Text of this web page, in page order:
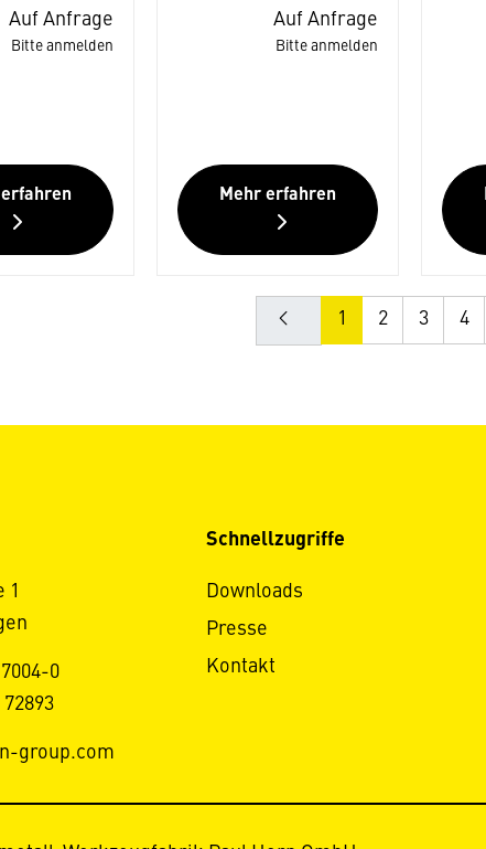
Auf Anfrage
Bitte anmelden
erfahren
Auf Anfrage
Bitte anmelden
Mehr erfahren
1 2 3 4
1
0
72893
group.com
Schnellzugriffe
Downloads
Presse
Kontakt